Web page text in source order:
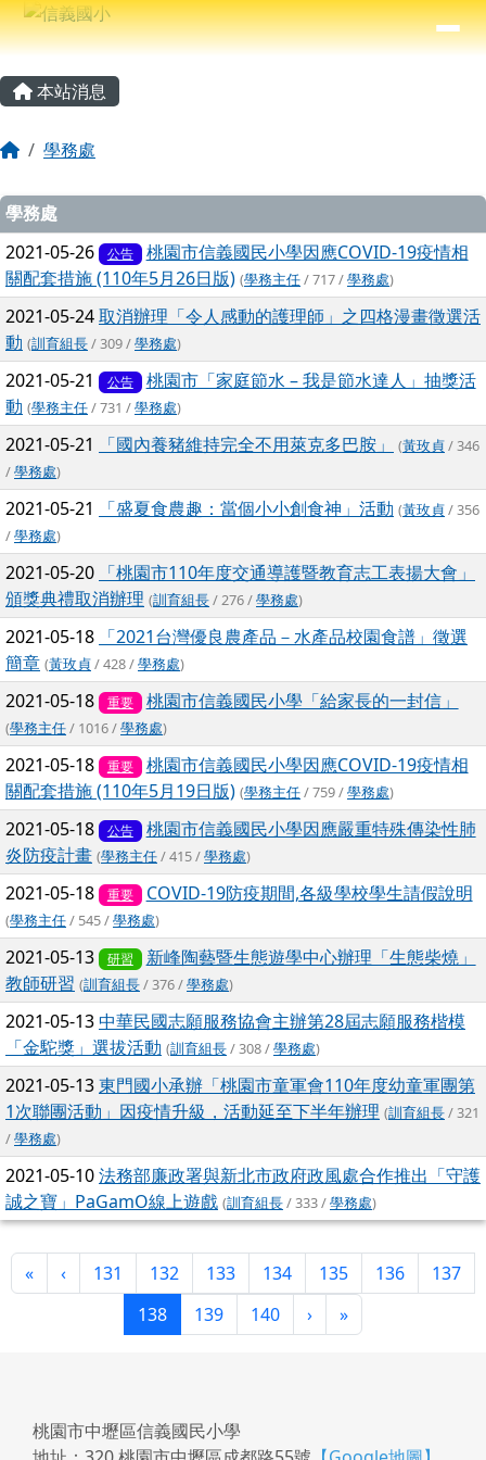
跳至主內容區
信義國小
⏸
導覽列
主內容區域
本站消息
回首頁學務處
文章列表
學務處
2021-05-26 公告
桃園市信義國民小學因應COVID-19疫情相
關配套措施 (110年5月26日版) (學務主任/ 717 /學務處)
2021-05-24取消辦理「令人感動的護理師」之四格漫畫徵選活
動 (訓育組長/ 309 /學務處)
2021-05-21 公告
桃園市「家庭節水 – 我是節水達人」抽獎活
動 (學務主任/ 731 /學務處)
2021-05-21 「國內養豬維持完全不用萊克多巴胺」 (黃玫貞/ 346
/學務處)
2021-05-21 「盛夏食農趣：當個小小創食神」活動 (黃玫貞/ 356
/學務處)
2021-05-20 「桃園市110年度交通導護暨教育志工表揚大會」
頒獎典禮取消辦理 (訓育組長/ 276 /學務處)
2021-05-18 「2021台灣優良農產品－水產品校園食譜」徵選
簡章 (黃玫貞/ 428 /學務處)
2021-05-18 重要 桃園市信義國民小學「給家長的一封信」
(學務主任/ 1016 /學務處)
2021-05-18 重要
桃園市信義國民小學因應COVID-19疫情相
關配套措施 (110年5月19日版) (學務主任/ 759 /學務處)
2021-05-18 公告
桃園市信義國民小學因應嚴重特殊傳染性肺
炎防疫計畫 (學務主任/ 415 /學務處)
2021-05-18 重要 COVID-19防疫期間,各級學校學生請假說明
(學務主任/ 545 /學務處)
2021-05-13 研習
新峰陶藝暨生態遊學中心辦理「生態柴燒」
教師研習 (訓育組長/ 376 /學務處)
2021-05-13中華民國志願服務協會主辦第28屆志願服務楷模
「金駝獎」選拔活動 (訓育組長/ 308 /學務處)
2021-05-13東門國小承辦「桃園市童軍會110年度幼童軍團第
1次聯團活動」因疫情升級，活動延至下半年辦理 (訓育組長/ 321
/學務處)
2021-05-10法務部廉政署與新北市政府政風處合作推出「守護
誠之寶」PaGamO線上遊戲 (訓育組長/ 333 /學務處)
«第一頁
‹上一頁
131 132 133 134 135 136
137
138(目前頁次)
139 140 ›下一頁
»最後頁
頁尾區域
桃園市中壢區信義國民小學